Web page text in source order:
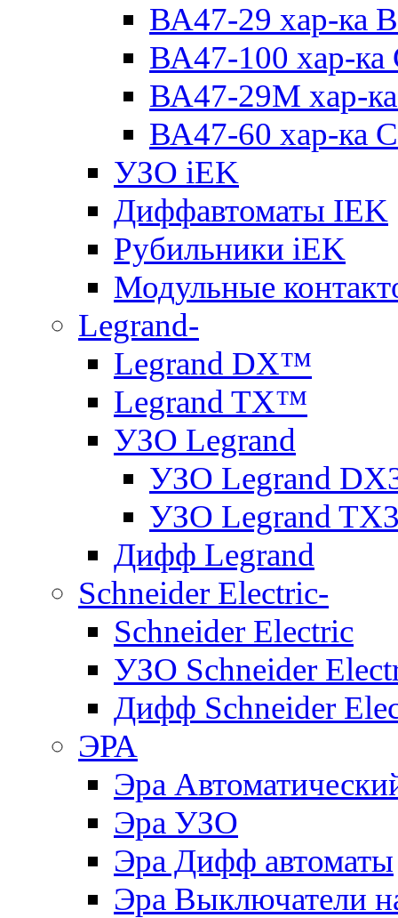
ВА47-29 хар-ка B
ВА47-100 хар-ка
ВА47-29M хар-
ВА47-60 хар-ка C
УЗО iEK
Диффавтоматы IEK
Рубильники iEK
Модульные
Legrand-
Legrand DX™
Legrand TX™
УЗО Legrand
УЗО Legrand
УЗО Legrand
Дифф Legrand
Schneider Electric-
Schneider Electric
УЗО Schneider
Дифф Schneider
ЭРА
Эра
Эра УЗО
Эра Дифф автоматы
Эра Выключатели